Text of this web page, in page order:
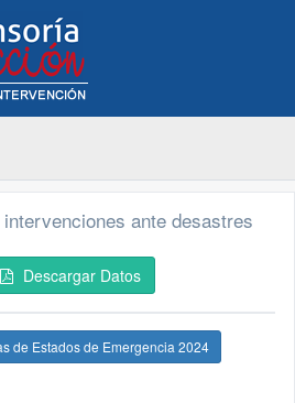
ante desastres
Descargar Datos
de Estados de Emergencia 2024